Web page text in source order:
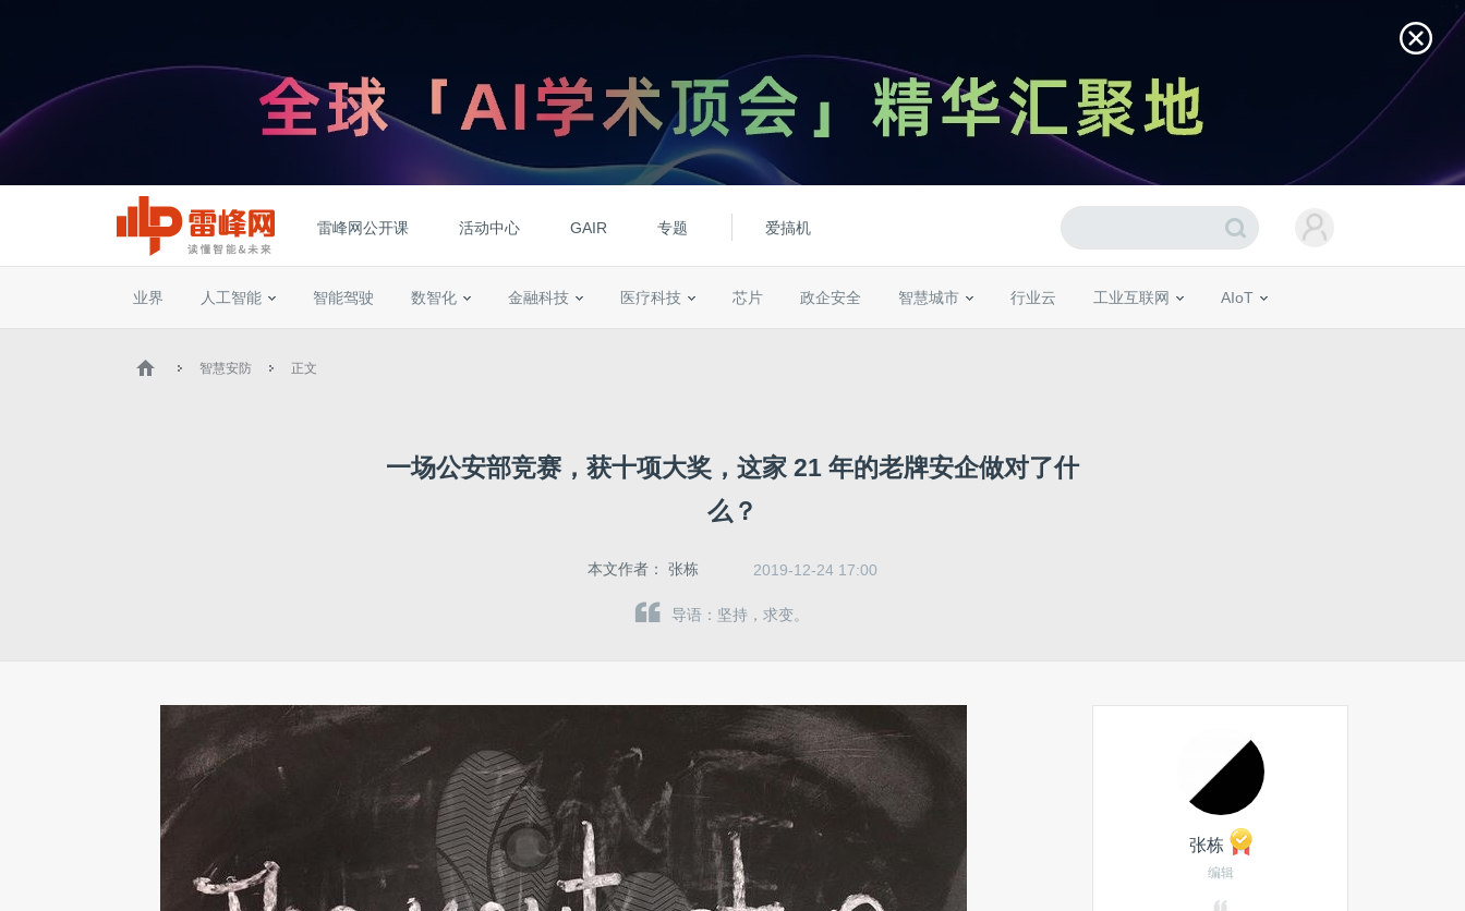
雷峰网公开课 活动中心 GAIR 专题 爱搞机
业界 人工智能 智能驾驶 数智化 金融科技 医疗科技 芯片 政企安全 智慧城市 行业云 工业互联网 AIoT
智慧安防 正文
一场公安部竞赛，获十项大奖，这家 21 年的老牌安企做对了什
么？
本文作者： 张栋 2019-12-24 17:00
导语：坚持，求变。
张栋
编辑